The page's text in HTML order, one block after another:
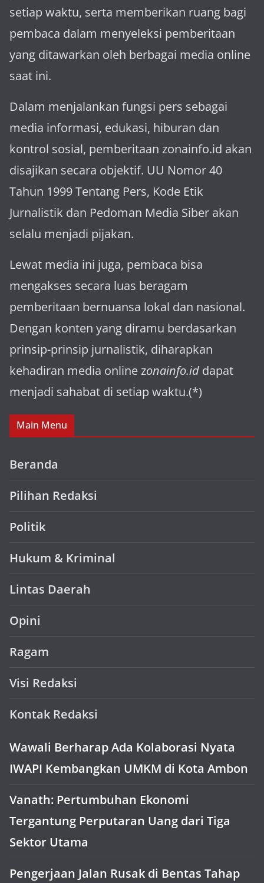
setiap waktu, serta memberikan ruang bagi
pembaca dalam menyeleksi pemberitaan
yang ditawarkan oleh berbagai media online
saat ini.
Dalam menjalankan fungsi pers sebagai
media informasi, edukasi, hiburan dan
kontrol sosial, pemberitaan zonainfo.id akan
disajikan secara objektif. UU Nomor 40
Tahun 1999 Tentang Pers, Kode Etik
Jurnalistik dan Pedoman Media Siber akan
selalu menjadi pijakan.
Lewat media ini juga, pembaca bisa
mengakses secara luas beragam
pemberitaan bernuansa lokal dan nasional.
Dengan konten yang diramu berdasarkan
prinsip-prinsip jurnalistik, diharapkan
kehadiran media online zonainfo.id dapat
menjadi sahabat di setiap waktu.(*)
Main Menu
Beranda
Pilihan Redaksi
Politik
Hukum & Kriminal
Lintas Daerah
Opini
Ragam
Visi Redaksi
Kontak Redaksi
Wawali Berharap Ada Kolaborasi Nyata
IWAPI Kembangkan UMKM di Kota Ambon
Vanath: Pertumbuhan Ekonomi
Tergantung Perputaran Uang dari Tiga
Sektor Utama
Pengerjaan Jalan Rusak di Bentas Tahap